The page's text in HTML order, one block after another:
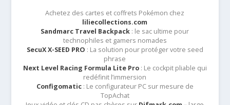
Achetez des cartes et coffrets Pokémon chez
liliecollections.com
Sandmarc Travel Backpack : le sac ultime pour
technophiles et gamers nomades
SecuX X-SEED PRO : La solution pour protéger votre seed
phrase
Next Level Racing Formula Lite Pro: Le cockpit pliable qui
redéfinit l’immersion
Configomatic: Le configurateur PC sur mesure de
TopAchat